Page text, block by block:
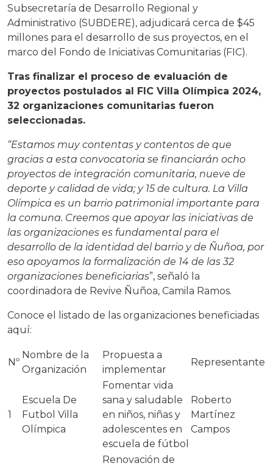
Subsecretaría de Desarrollo Regional y
Administrativo (SUBDERE), adjudicará cerca de $45
millones para el desarrollo de sus proyectos, en el
marco del Fondo de Iniciativas Comunitarias (FIC).
Tras finalizar el proceso de evaluación de
proyectos postulados al FIC Villa Olímpica 2024,
32 organizaciones comunitarias fueron
seleccionadas.
“Estamos muy contentas y contentos de que
gracias a esta convocatoria se financiarán ocho
proyectos de integración comunitaria, nueve de
deporte y calidad de vida; y 15 de cultura. La Villa
Olímpica es un barrio patrimonial importante para
la comuna. Creemos que apoyar las iniciativas de
las organizaciones es fundamental para el
desarrollo de la identidad del barrio y de Ñuñoa, por
eso apoyamos la formalización de 14 de las 32
organizaciones beneficiarias”, señaló la
coordinadora de Revive Ñuñoa, Camila Ramos.
Conoce el listado de las organizaciones beneficiadas
aquí:
Nº
Nombre de la
Organización
Propuesta a
implementar
Representante
1
Escuela De
Futbol Villa
Olímpica
Fomentar vida
sana y saludable
en niños, niñas y
adolescentes en
escuela de fútbol
Roberto
Martínez
Campos
Renovación de